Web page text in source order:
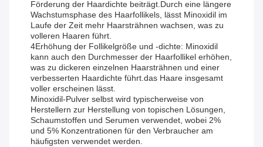
Förderung der Haardichte beiträgt.Durch eine längere
Wachstumsphase des Haarfollikels, lässt Minoxidil im
Laufe der Zeit mehr Haarsträhnen wachsen, was zu
volleren Haaren führt.
4Erhöhung der Follikelgröße und -dichte: Minoxidil
kann auch den Durchmesser der Haarfollikel erhöhen,
was zu dickeren einzelnen Haarsträhnen und einer
verbesserten Haardichte führt.das Haare insgesamt
voller erscheinen lässt.
Minoxidil-Pulver selbst wird typischerweise von
Herstellern zur Herstellung von topischen Lösungen,
Schaumstoffen und Serumen verwendet, wobei 2%
und 5% Konzentrationen für den Verbraucher am
häufigsten verwendet werden.